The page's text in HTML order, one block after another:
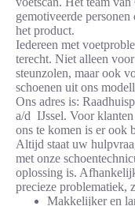
gemotiveerde
het product.
Iedereen met
terecht. Niet alleen
steunzolen, maar ook
schoenen uit ons
Ons adres is:
a/d IJssel. Voor
ons te komen is er ook
Altijd staat uw
met onze
oplossing is.
precieze problematiek,
Makkelijker en